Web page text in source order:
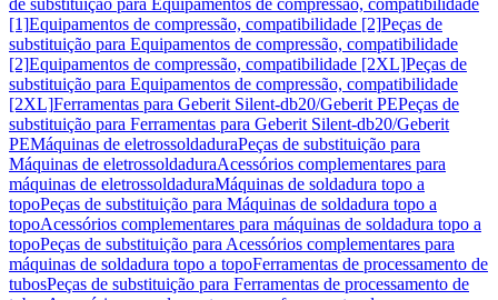
de substituição para Equipamentos de compressão, compatibilidade
[1]Equipamentos de compressão, compatibilidade [2]Peças de
substituição para Equipamentos de compressão, compatibilidade
[2]Equipamentos de compressão, compatibilidade [2XL]Peças de
substituição para Equipamentos de compressão, compatibilidade
[2XL]Ferramentas para Geberit Silent-db20/Geberit PEPeças de
substituição para Ferramentas para Geberit Silent-db20/Geberit
PEMáquinas de eletrossoldaduraPeças de substituição para
Máquinas de eletrossoldaduraAcessórios complementares para
máquinas de eletrossoldaduraMáquinas de soldadura topo a
topoPeças de substituição para Máquinas de soldadura topo a
topoAcessórios complementares para máquinas de soldadura topo a
topoPeças de substituição para Acessórios complementares para
máquinas de soldadura topo a topoFerramentas de processamento de
tubosPeças de substituição para Ferramentas de processamento de